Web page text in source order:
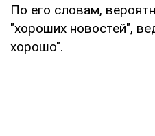
По его словам,
"хороших новостей",
хорошо".